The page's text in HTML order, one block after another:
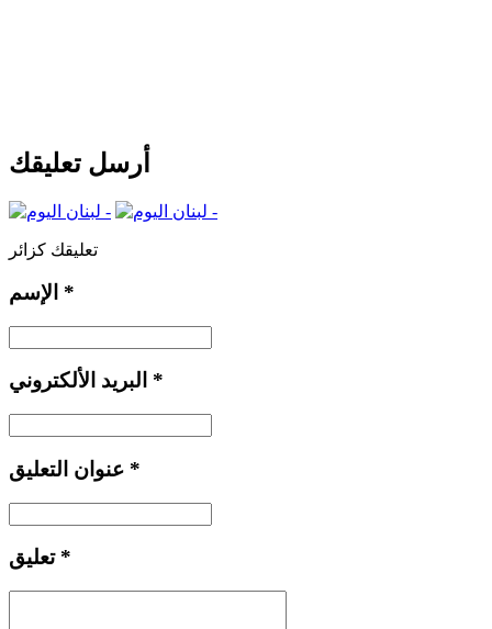
أرسل تعليقك
تعليقك كزائر
*
*
*
تعليق *